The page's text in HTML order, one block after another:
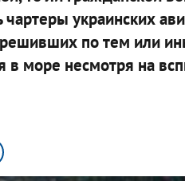
украинских
по тем или
в море несмотря на